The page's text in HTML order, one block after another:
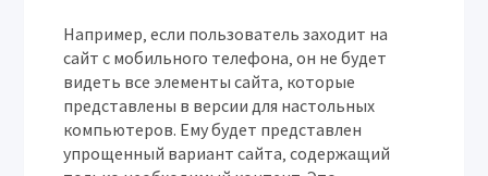
Например‚ если пользователь заходит на
сайт с мобильного телефона‚ он не будет
видеть все элементы сайта‚ которые
представлены в версии для настольных
компьютеров. Ему будет представлен
упрощенный вариант сайта‚ содержащий